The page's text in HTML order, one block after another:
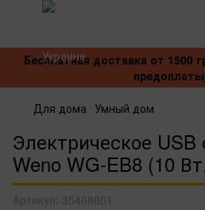
Бесплатная доставка от 1500
Для дома Умный дом
Электрическое USB
Weno WG-EB8 (10
Артикул: 35468801